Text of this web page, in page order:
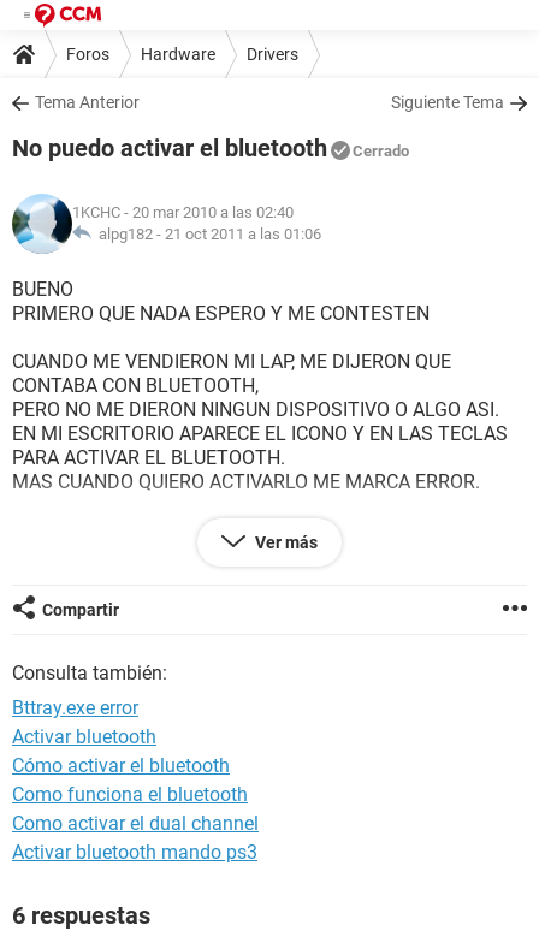
Foros Hardware Drivers
Tema Anterior Siguiente Tema
No puedo activar el bluetooth Cerrado
1KCHC - 20 mar 2010 a las 02:40
alpg182 - 21 oct 2011 a las 01:06
BUENO
PRIMERO QUE NADA ESPERO Y ME CONTESTEN
CUANDO ME VENDIERON MI LAP, ME DIJERON QUE
CONTABA CON BLUETOOTH,
PERO NO ME DIERON NINGUN DISPOSITIVO O ALGO ASI.
EN MI ESCRITORIO APARECE EL ICONO Y EN LAS TECLAS
PARA ACTIVAR EL BLUETOOTH.
MAS CUANDO QUIERO ACTIVARLO ME MARCA ERROR.
YA BUSQUE EN EL SISTEMA EL MODEM, O EL DRIVER.
ESTOY DESESPERADA!!!!
GRACIAS
Ver más
Compartir
Consulta también:
Bttray.exe error
Activar bluetooth
Cómo activar el bluetooth
Como funciona el bluetooth
Como activar el dual channel
Activar bluetooth mando ps3
6 respuestas